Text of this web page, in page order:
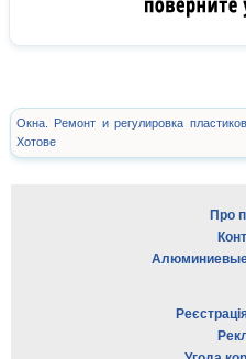
Окна. Ремонт и регулировка
Хотове
Про
Алюминиевые